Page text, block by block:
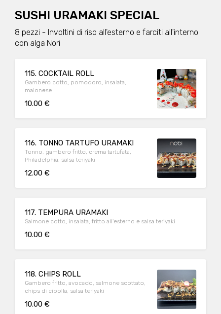
SUSHI URAMAKI SPECIAL
8 pezzi - Involtini di riso all'esterno e farciti all'interno
con alga Nori
115. COCKTAIL ROLL
Gambero cotto, pomodoro, insalata,
maionese
10.00 €
116. TONNO TARTUFO URAMAKI
Tonno, gambero fritto, crema tartufata,
Philadelphia, salsa teriyaki
12.00 €
117. TEMPURA URAMAKI
Salmone cotto, insalata, fritto all'esterno e salsa teriyaki
10.00 €
118. CHIPS ROLL
Gambero fritto, avocado, salmone scottato,
chips di cipolla, salsa teriyaki
10.00 €